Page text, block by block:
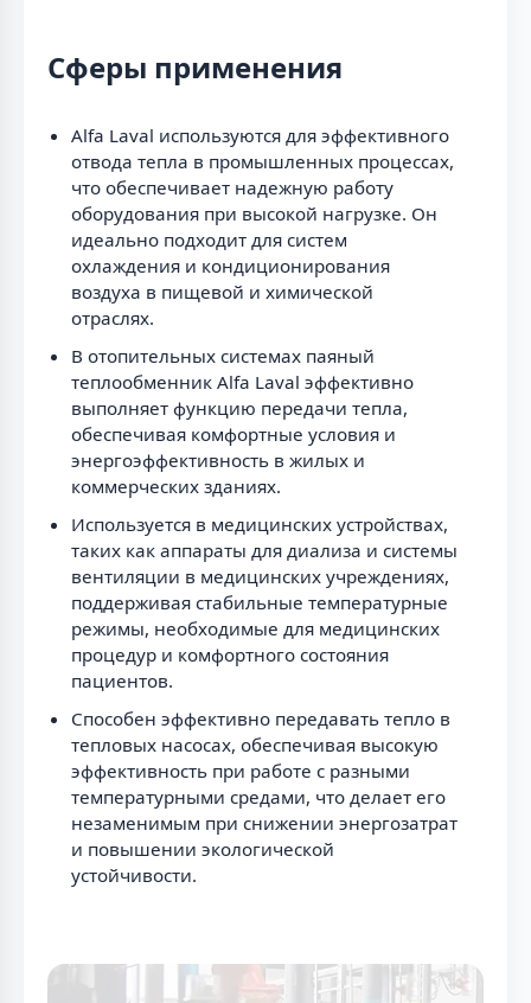
Сферы применения
Alfa Laval используются для эффективного
отвода тепла в промышленных процессах,
что обеспечивает надежную работу
оборудования при высокой нагрузке. Он
идеально подходит для систем
охлаждения и кондиционирования
воздуха в пищевой и химической
отраслях.
В отопительных системах паяный
теплообменник Alfa Laval эффективно
выполняет функцию передачи тепла,
обеспечивая комфортные условия и
энергоэффективность в жилых и
коммерческих зданиях.
Используется в медицинских устройствах,
таких как аппараты для диализа и системы
вентиляции в медицинских учреждениях,
поддерживая стабильные температурные
режимы, необходимые для медицинских
процедур и комфортного состояния
пациентов.
Способен эффективно передавать тепло в
тепловых насосах, обеспечивая высокую
эффективность при работе с разными
температурными средами, что делает его
незаменимым при снижении энергозатрат
и повышении экологической
устойчивости.